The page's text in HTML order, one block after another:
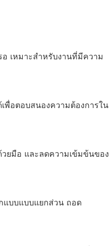
เหมาะสำหรับงานที่มีความ
พื่อตอบสนองความต้องการใน
ยมือ และลดความเข้มข้นของ
แบบแบบแยกส่วน ถอด